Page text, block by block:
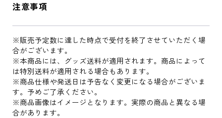
注意事項
※販売予定数に達した時点で受付を終了させていただく場
合がございます。
※本商品には、グッズ送料が適用されます。商品によって
は特別送料が適用される場合もあります。
※商品仕様や発送日は予告なく変更になる場合がございま
す。予めご了承ください。
※商品画像はイメージとなります。実際の商品と異なる場
合があります。